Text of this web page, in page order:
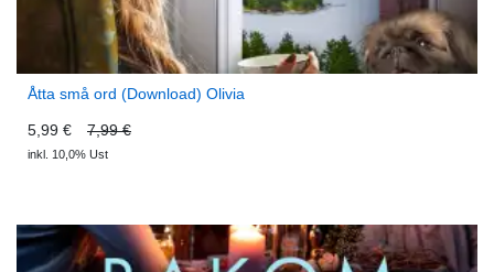
Åtta små ord (Download) Olivia
5,99 € 7,99 €
inkl. 10,0% Ust